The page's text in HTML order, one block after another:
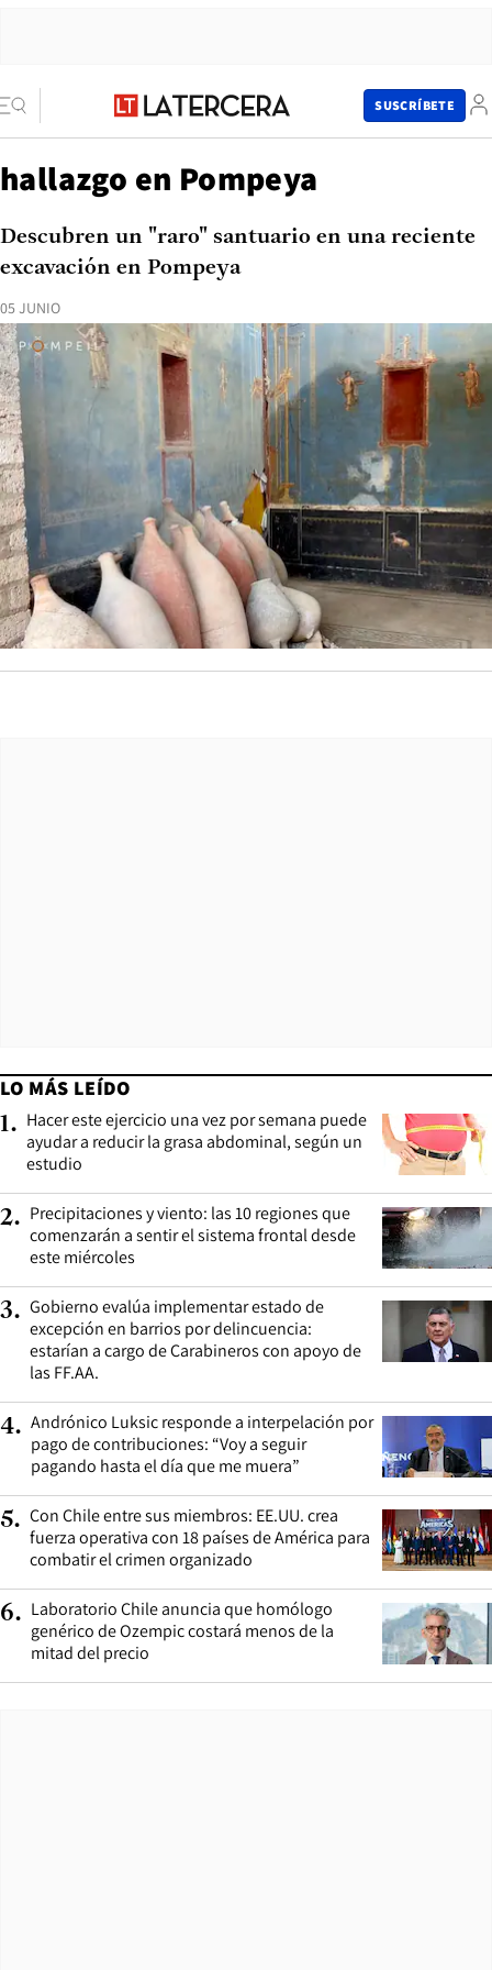
SUSCRÍBETE
hallazgo en Pompeya
05 JUNIO
Descubren un "raro" santuario en una reciente
excavación en Pompeya
LO MÁS LEÍDO
1. Hacer este ejercicio una vez por semana puede
ayudar a reducir la grasa abdominal, según un
estudio
2. Precipitaciones y viento: las 10 regiones que
comenzarán a sentir el sistema frontal desde
este miércoles
3. Gobierno evalúa implementar estado de
excepción en barrios por delincuencia:
estarían a cargo de Carabineros con apoyo de
las FF.AA.
4. Andrónico Luksic responde a interpelación por
pago de contribuciones: “Voy a seguir
pagando hasta el día que me muera”
5. Con Chile entre sus miembros: EE.UU. crea
fuerza operativa con 18 países de América para
combatir el crimen organizado
6. Laboratorio Chile anuncia que homólogo
genérico de Ozempic costará menos de la
mitad del precio